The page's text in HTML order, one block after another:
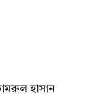
হাসান